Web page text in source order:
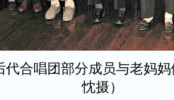
代合唱团部分成员与老妈
忱摄）